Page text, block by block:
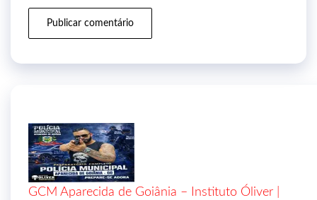
GCM Aparecida de Goiânia – Instituto Óliver |